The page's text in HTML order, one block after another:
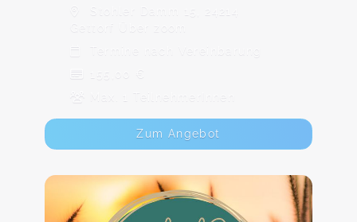
Stohler Damm 15, 24214
Gettorf Über zoom
Termine nach Vereinbarung
155,00 €
Max. 1 TeilnehmerInnen
Zum Angebot